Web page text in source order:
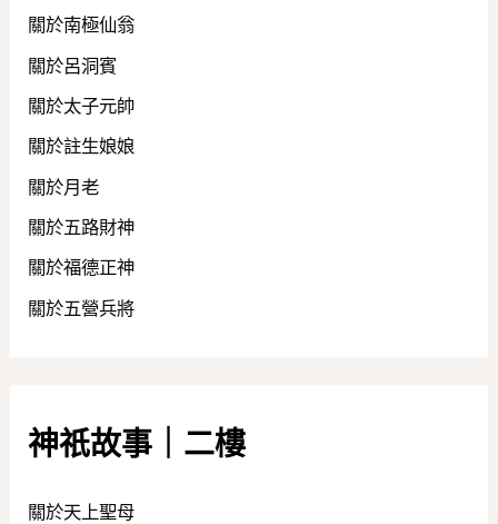
關於南極仙翁
關於呂洞賓
關於太子元帥
關於註生娘娘
關於月老
關於五路財神
關於福德正神
關於五營兵將
神祇故事｜二樓
關於天上聖母